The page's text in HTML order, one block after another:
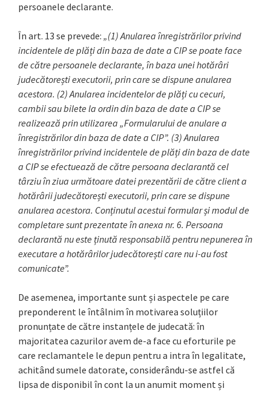
persoanele declarante.
În art. 13 se prevede: „(1) Anularea înregistrărilor privind
incidentele de plăți din baza de date a CIP se poate face
de către persoanele declarante, în baza unei hotărâri
judecătorești executorii, prin care se dispune anularea
acestora. (2) Anularea incidentelor de plăți cu cecuri,
cambii sau bilete la ordin din baza de date a CIP se
realizează prin utilizarea „Formularului de anulare a
înregistrărilor din baza de date a CIP”. (3) Anularea
înregistrărilor privind incidentele de plăți din baza de date
a CIP se efectuează de către persoana declarantă cel
târziu în ziua următoare datei prezentării de către client a
hotărârii judecătorești executorii, prin care se dispune
anularea acestora. Conținutul acestui formular și modul de
completare sunt prezentate în anexa nr. 6. Persoana
declarantă nu este ținută responsabilă pentru nepunerea în
executare a hotărârilor judecătorești care nu i-au fost
comunicate”.
De asemenea, importante sunt și aspectele pe care
preponderent le întâlnim în motivarea soluțiilor
pronunțate de către instanțele de judecată: în
majoritatea cazurilor avem de-a face cu eforturile pe
care reclamantele le depun pentru a intra în legalitate,
achitând sumele datorate, considerându-se astfel că
lipsa de disponibil în cont la un anumit moment și